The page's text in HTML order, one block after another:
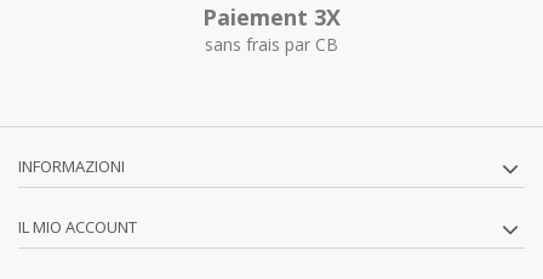
Paiement 3X
sans frais par CB
INFORMAZIONI
IL MIO ACCOUNT